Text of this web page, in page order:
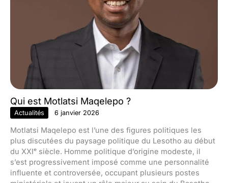
Qui est Motlatsi Maqelepo ?
Actualités 6 janvier 2026
Motlatsi Maqelepo est l’une des figures politiques les
plus discutées du paysage politique du Lesotho au début
du XXIᵉ siècle. Homme politique d’origine modeste, il
s’est progressivement imposé comme une personnalité
influente et controversée, occupant plusieurs postes